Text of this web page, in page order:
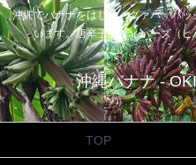
沖縄でバナナをはじめ、グァバ、パ
います。唐辛子、ピィパーズ（
沖縄バナナ -
TOP